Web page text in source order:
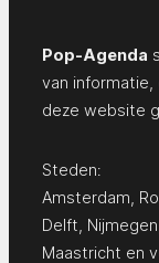
Pop-Agenda
van informatie,
deze website
Steden:
Amsterdam
Delft Nijmegen
Maastricht en